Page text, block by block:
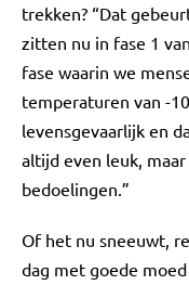
trekken? “Dat
zitten nu in fase 1
fase waarin we
temperaturen van -
levensgevaarlijk en
altijd even leuk,
bedoelingen.”
Of het nu sneeuwt,
dag met goede